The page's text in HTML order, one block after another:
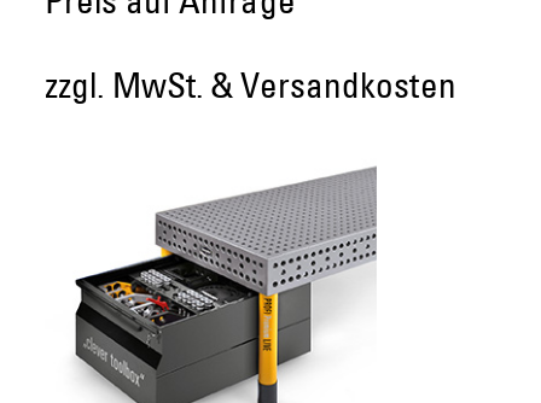
zzgl. MwSt. & Versandkosten